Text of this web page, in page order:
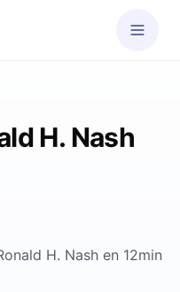
H. Nash
H. Nash en 12min